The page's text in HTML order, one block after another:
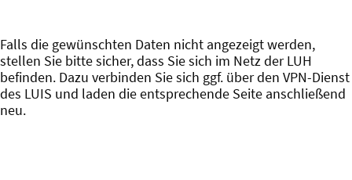
Falls die gewünschten Daten nicht angezeigt werden,
stellen Sie bitte sicher, dass Sie sich im Netz der LUH
befinden. Dazu verbinden Sie sich ggf. über den VPN-Dienst
des LUIS und laden die entsprechende Seite anschließend
neu.